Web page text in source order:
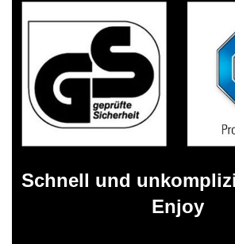
Schnell und
Enjoy